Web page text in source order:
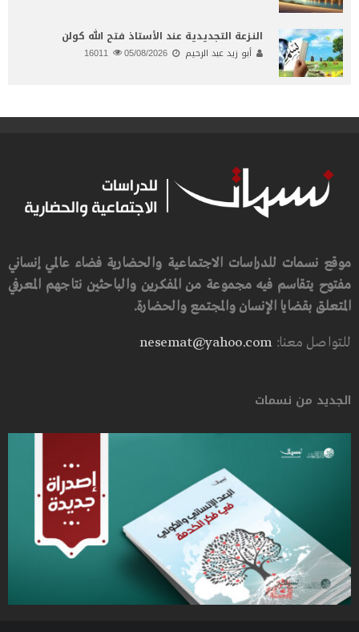
النـزعة التجديدية عند الأستاذ فتح الله كولن
أبو زيد عبد الرحيم 05/08/2026
موقع نسمات للدراسات الاجتماعية والحضارية فضاء عالمي إنساني
مفتوح يتقاسم فيه مجموعة من المفكرين والباحثين نتاجهم المعرفي
المتعلق بقضايا الإنسان والمجتمع والحضارة.
للتواصل معنا:nesemat@yahoo.com
الجديد من نسمات